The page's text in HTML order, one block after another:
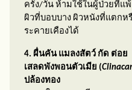
ครั้ง/วัน ห้ามใช้ในผู้ป่วยที่แพ้
ผิวที่บอบบาง ผิวหนังที่แตกห
ระคายเคืองได้
4. ผื่นคัน แมลงสัตว์ กัด ต่อย
เสลดพังพอนตัวเมีย (
ปล้องทอง